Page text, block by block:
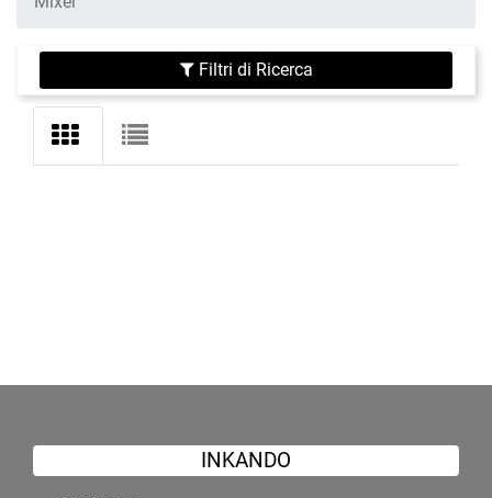
Filtri di Ricerca
INKANDO